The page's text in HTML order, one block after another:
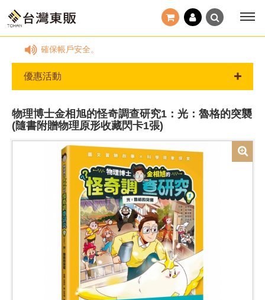
以確保帳戶安全。
優惠活動
物理博士金相旭的怪奇調查研究1：光：魯格的突襲
(隨書附贈物理原形收藏閃卡1張)